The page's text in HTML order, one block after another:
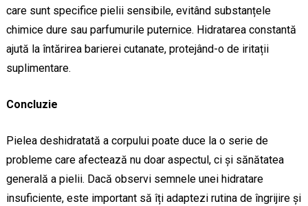
care sunt specifice pielii sensibile, evitând substanțele
chimice dure sau parfumurile puternice. Hidratarea constantă
ajută la întărirea barierei cutanate, protejând-o de iritații
suplimentare.
Concluzie
Pielea deshidratată a corpului poate duce la o serie de
probleme care afectează nu doar aspectul, ci și sănătatea
generală a pielii. Dacă observi semnele unei hidratare
insuficiente, este important să îți adaptezi rutina de îngrijire și